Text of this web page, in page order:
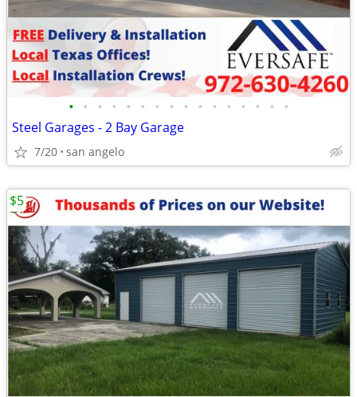
• • • • • • • • • • • • • • • •
Steel Garages - 2 Bay Garage
7/20 san angelo
$5